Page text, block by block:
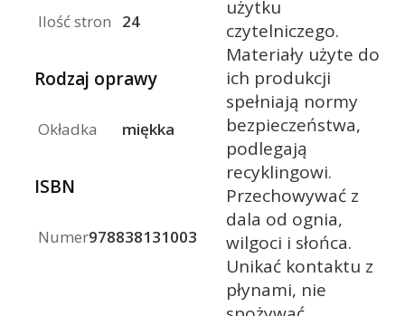
Ilość stron 24
Rodzaj oprawy
Okładka miękka
ISBN
Numer9788381310031
użytku
czytelniczego.
Materiały użyte do
ich produkcji
spełniają normy
bezpieczeństwa,
podlegają
recyklingowi.
Przechowywać z
dala od ognia,
wilgoci i słońca.
Unikać kontaktu z
płynami, nie